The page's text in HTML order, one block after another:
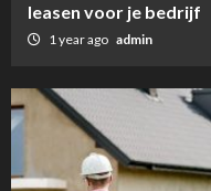
leasen voor je bedrijf
1 year ago admin